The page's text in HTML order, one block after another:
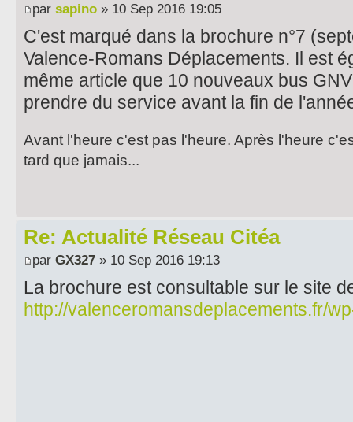
par sapino » 10 Sep 2016 19:05
C'est marqué dans la brochure n°7
Valence-Romans Déplacements. Il est
même article que 10 nouveaux bus
prendre du service avant la fin de
Avant l'heure c'est pas l'heure. Après l'heure
tard que jamais...
Re: Actualité Réseau Citéa
par GX327 » 10 Sep 2016 19:13
La brochure est consultable sur le site
http://valenceromansdeplacements.fr/